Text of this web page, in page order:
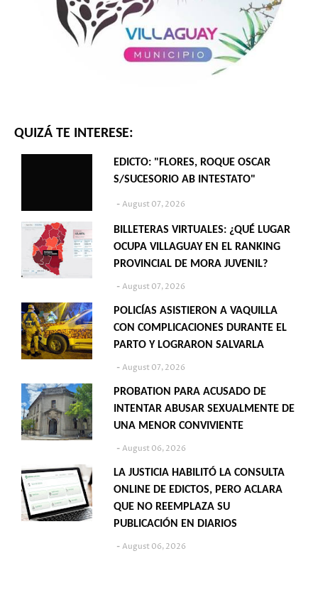
QUIZÁ TE INTERESE:
EDICTO: "FLORES, ROQUE OSCAR
S/SUCESORIO AB INTESTATO"
August 07, 2026
BILLETERAS VIRTUALES: ¿QUÉ LUGAR
OCUPA VILLAGUAY EN EL RANKING
PROVINCIAL DE MORA JUVENIL?
August 07, 2026
POLICÍAS ASISTIERON A VAQUILLA
CON COMPLICACIONES DURANTE EL
PARTO Y LOGRARON SALVARLA
August 07, 2026
PROBATION PARA ACUSADO DE
INTENTAR ABUSAR SEXUALMENTE DE
UNA MENOR CONVIVIENTE
August 06, 2026
LA JUSTICIA HABILITÓ LA CONSULTA
ONLINE DE EDICTOS, PERO ACLARA
QUE NO REEMPLAZA SU
PUBLICACIÓN EN DIARIOS
August 06, 2026